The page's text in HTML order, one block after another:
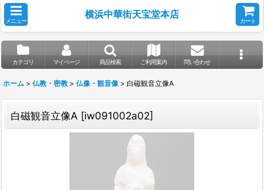
メニュー
横浜中華街天宝堂本店
カート
カテゴリ マイページ 商品検索 ご利用案内 問い合わせ
ホーム > 仏教・密教 > 仏像・観音像 > 白磁観音立像A
白磁観音立像A [iw091002a02]